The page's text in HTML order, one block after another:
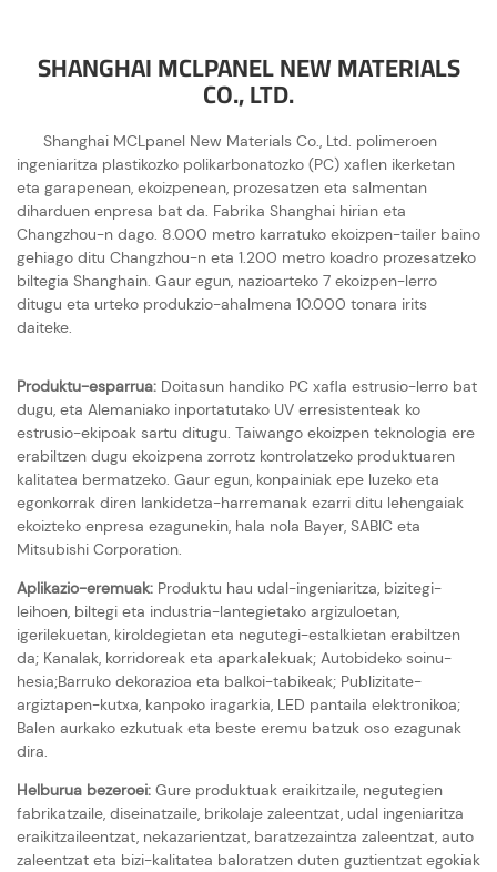
SHANGHAI MCLPANEL NEW MATERIALS
CO., LTD.
Shanghai MCLpanel New Materials Co., Ltd. polimeroen
ingeniaritza plastikozko polikarbonatozko (PC) xaflen ikerketan
eta garapenean, ekoizpenean, prozesatzen eta salmentan
diharduen enpresa bat da. Fabrika Shanghai hirian eta
Changzhou-n dago. 8.000 metro karratuko ekoizpen-tailer baino
gehiago ditu Changzhou-n eta 1.200 metro koadro prozesatzeko
biltegia Shanghain. Gaur egun, nazioarteko 7 ekoizpen-lerro
ditugu eta urteko produkzio-ahalmena 10.000 tonara irits
daiteke.
Produktu-esparrua: Doitasun handiko PC xafla estrusio-lerro bat
dugu, eta Alemaniako inportatutako UV erresistenteak ko
estrusio-ekipoak sartu ditugu. Taiwango ekoizpen teknologia ere
erabiltzen dugu ekoizpena zorrotz kontrolatzeko produktuaren
kalitatea bermatzeko. Gaur egun, konpainiak epe luzeko eta
egonkorrak diren lankidetza-harremanak ezarri ditu lehengaiak
ekoizteko enpresa ezagunekin, hala nola Bayer, SABIC eta
Mitsubishi Corporation.
Aplikazio-eremuak: Produktu hau udal-ingeniaritza, bizitegi-
leihoen, biltegi eta industria-lantegietako argizuloetan,
igerilekuetan, kiroldegietan eta negutegi-estalkietan erabiltzen
da; Kanalak, korridoreak eta aparkalekuak; Autobideko soinu-
hesia;Barruko dekorazioa eta balkoi-tabikeak; Publizitate-
argiztapen-kutxa, kanpoko iragarkia, LED pantaila elektronikoa;
Balen aurkako ezkutuak eta beste eremu batzuk oso ezagunak
dira.
Helburua bezeroei: Gure produktuak eraikitzaile, negutegien
fabrikatzaile, diseinatzaile, brikolaje zaleentzat, udal ingeniaritza
eraikitzaileentzat, nekazarientzat, baratzezaintza zaleentzat, auto
zaleentzat eta bizi-kalitatea baloratzen duten guztientzat egokiak